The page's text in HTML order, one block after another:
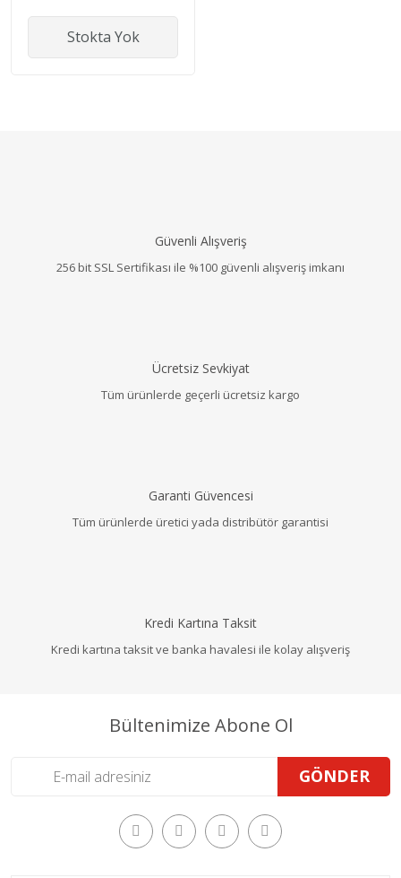
Stokta Yok
Güvenli Alışveriş
256 bit SSL Sertifikası ile %100 güvenli alışveriş imkanı
Ücretsiz Sevkiyat
Tüm ürünlerde geçerli ücretsiz kargo
Garanti Güvencesi
Tüm ürünlerde üretici yada distribütör garantisi
Kredi Kartına Taksit
Kredi kartına taksit ve banka havalesi ile kolay alışveriş
Bültenimize Abone Ol
GÖNDER